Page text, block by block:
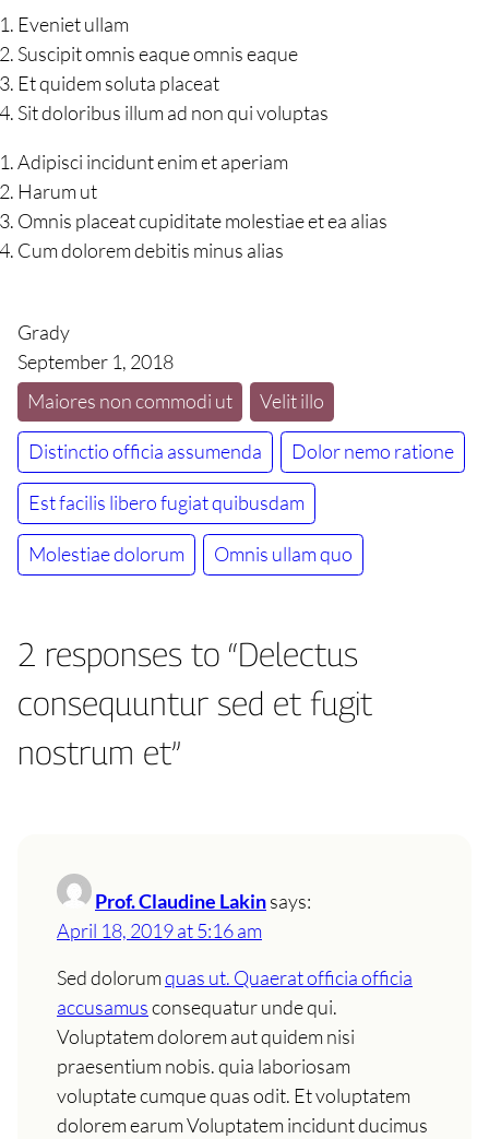
Eveniet ullam
Suscipit omnis eaque omnis eaque
Et quidem soluta placeat
Sit doloribus illum ad non qui voluptas
Adipisci incidunt enim et aperiam
Harum ut
Omnis placeat cupiditate molestiae et ea alias
Cum dolorem debitis minus alias
Grady
September 1, 2018
Maiores non commodi ut
Velit illo
Distinctio officia assumenda Dolor nemo ratione
Est facilis libero fugiat quibusdam
Molestiae dolorum Omnis ullam quo
2 responses to “Delectus
consequuntur sed et fugit
nostrum et”
Prof. Claudine Lakinsays:
April 18, 2019 at 5:16 am
Sed dolorumquas ut. Quaerat officia officia
accusamusconsequatur unde qui.
Voluptatem dolorem aut quidem nisi
praesentium nobis. quia laboriosam
voluptate cumque quas odit. Et voluptatem
dolorem earum Voluptatem incidunt ducimus